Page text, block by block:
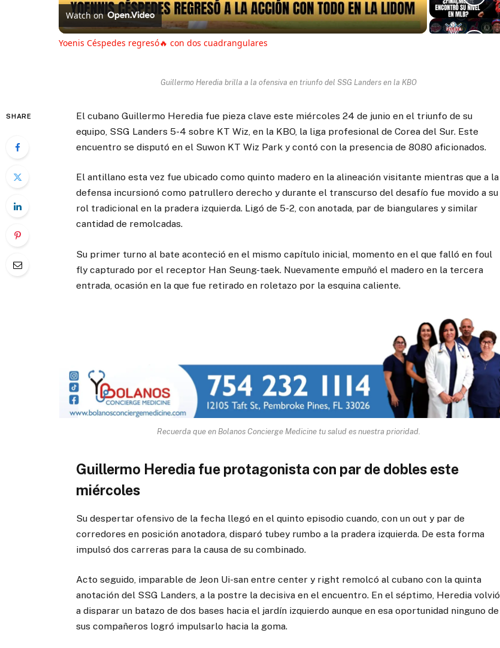
Watch on
Yoenis Céspedes regresó🔥 con dos cuadrangulares
Guillermo Heredia brilla a la ofensiva en triunfo del SSG Landers en la KBO
SHARE
El cubano Guillermo Heredia fue pieza clave este miércoles 24 de junio en el triunfo de su
equipo, SSG Landers 5-4 sobre KT Wiz, en la KBO, la liga profesional de Corea del Sur. Este
encuentro se disputó en el Suwon KT Wiz Park y contó con la presencia de 8080 aficionados.
El antillano esta vez fue ubicado como quinto madero en la alineación visitante mientras que a la
defensa incursionó como patrullero derecho y durante el transcurso del desafío fue movido a su
rol tradicional en la pradera izquierda. Ligó de 5-2, con anotada, par de biangulares y similar
cantidad de remolcadas.
Su primer turno al bate aconteció en el mismo capítulo inicial, momento en el que falló en foul
fly capturado por el receptor Han Seung-taek. Nuevamente empuñó el madero en la tercera
entrada, ocasión en la que fue retirado en roletazo por la esquina caliente.
Recuerda que en Bolanos Concierge Medicine tu salud es nuestra prioridad.
Guillermo Heredia fue protagonista con par de dobles este
miércoles
Su despertar ofensivo de la fecha llegó en el quinto episodio cuando, con un out y par de
corredores en posición anotadora, disparó tubey rumbo a la pradera izquierda. De esta forma
impulsó dos carreras para la causa de su combinado.
Acto seguido, imparable de Jeon Ui-san entre center y right remolcó al cubano con la quinta
anotación del SSG Landers, a la postre la decisiva en el encuentro. En el séptimo, Heredia volvió
a disparar un batazo de dos bases hacia el jardín izquierdo aunque en esa oportunidad ninguno de
sus compañeros logró impulsarlo hacia la goma.